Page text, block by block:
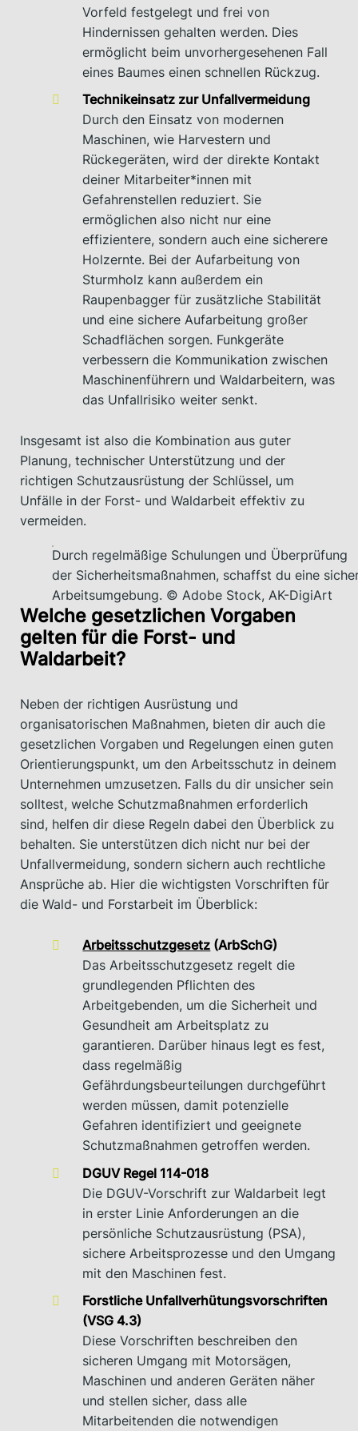
Vorfeld festgelegt und frei von
Hindernissen gehalten werden. Dies
ermöglicht beim unvorhergesehenen Fall
eines Baumes einen schnellen Rückzug.
Technikeinsatz zur Unfallvermeidung
Durch den Einsatz von modernen
Maschinen, wie Harvestern und
Rückegeräten, wird der direkte Kontakt
deiner Mitarbeiter*innen mit
Gefahrenstellen reduziert. Sie
ermöglichen also nicht nur eine
effizientere, sondern auch eine sicherere
Holzernte. Bei der Aufarbeitung von
Sturmholz kann außerdem ein
Raupenbagger für zusätzliche Stabilität
und eine sichere Aufarbeitung großer
Schadflächen sorgen. Funkgeräte
verbessern die Kommunikation zwischen
Maschinenführern und Waldarbeitern, was
das Unfallrisiko weiter senkt.
Insgesamt ist also die Kombination aus guter
Planung, technischer Unterstützung und der
richtigen Schutzausrüstung der Schlüssel, um
Unfälle in der Forst- und Waldarbeit effektiv zu
vermeiden.
Durch regelmäßige Schulungen und Überprüfung
der Sicherheitsmaßnahmen, schaffst du eine
Arbeitsumgebung. © Adobe Stock, AK-DigiArt
Welche gesetzlichen Vorgaben
gelten für die Forst- und
Waldarbeit?
Neben der richtigen Ausrüstung und
organisatorischen Maßnahmen, bieten dir auch die
gesetzlichen Vorgaben und Regelungen einen guten
Orientierungspunkt, um den Arbeitsschutz in deinem
Unternehmen umzusetzen. Falls du dir unsicher sein
solltest, welche Schutzmaßnahmen erforderlich
sind, helfen dir diese Regeln dabei den Überblick zu
behalten. Sie unterstützen dich nicht nur bei der
Unfallvermeidung, sondern sichern auch rechtliche
Ansprüche ab. Hier die wichtigsten Vorschriften für
die Wald- und Forstarbeit im Überblick:
Arbeitsschutzgesetz (ArbSchG)
Das Arbeitsschutzgesetz regelt die
grundlegenden Pflichten des
Arbeitgebenden, um die Sicherheit und
Gesundheit am Arbeitsplatz zu
garantieren. Darüber hinaus legt es fest,
dass regelmäßig
Gefährdungsbeurteilungen durchgeführt
werden müssen, damit potenzielle
Gefahren identifiziert und geeignete
Schutzmaßnahmen getroffen werden.
DGUV Regel 114-018
Die DGUV-Vorschrift zur Waldarbeit legt
in erster Linie Anforderungen an die
persönliche Schutzausrüstung (PSA),
sichere Arbeitsprozesse und den Umgang
mit den Maschinen fest.
Forstliche Unfallverhütungsvorschriften
(VSG 4.3)
Diese Vorschriften beschreiben den
sicheren Umgang mit Motorsägen,
Maschinen und anderen Geräten näher
und stellen sicher, dass alle
Mitarbeitenden die notwendigen